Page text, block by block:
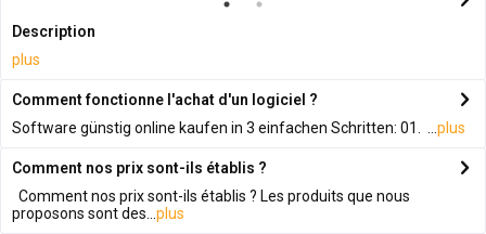
Description
plus
Comment fonctionne l'achat d'un logiciel ?
Software günstig online kaufen in 3 einfachen Schritten: 01. ... plus
Comment nos prix sont-ils établis ?
Comment nos prix sont-ils établis ? Les produits que nous
proposons sont des... plus